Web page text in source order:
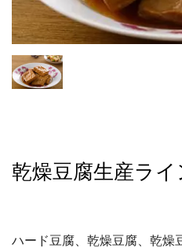
乾燥豆腐生産ライ
ハード豆腐、乾燥豆腐、乾燥